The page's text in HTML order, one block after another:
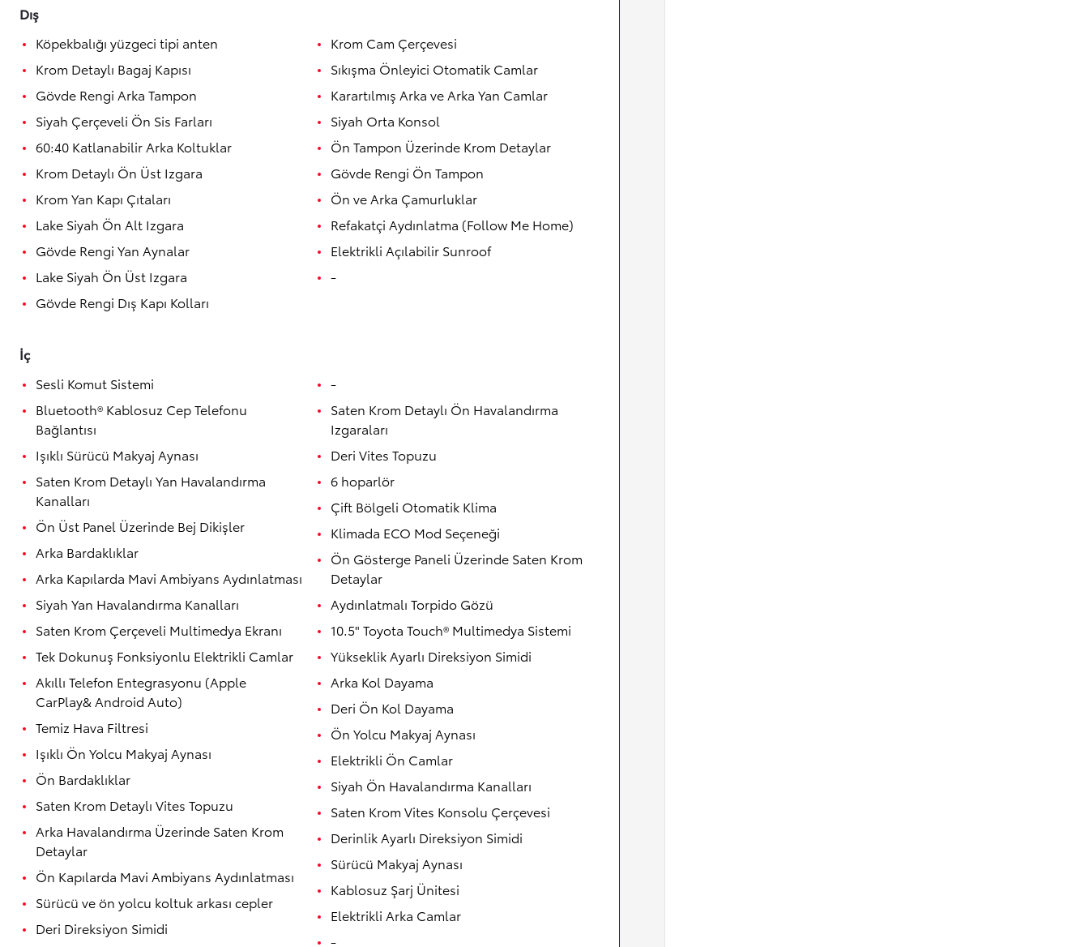
Yeni RAV4
HYBRID
İlk siz haberdar olun
Dış
Köpekbalığı yüzgeci tipi anten
Krom Detaylı Bagaj Kapısı
Gövde Rengi Arka Tampon
Siyah Çerçeveli Ön Sis Farları
60:40 Katlanabilir Arka Koltuklar
Krom Detaylı Ön Üst Izgara
Krom Yan Kapı Çıtaları
Lake Siyah Ön Alt Izgara
Gövde Rengi Yan Aynalar
Lake Siyah Ön Üst Izgara
Gövde Rengi Dış Kapı Kolları
Krom Cam Çerçevesi
Sıkışma Önleyici Otomatik Camlar
Karartılmış Arka ve Arka Yan Camlar
Siyah Orta Konsol
Ön Tampon Üzerinde Krom Detaylar
Gövde Rengi Ön Tampon
Ön ve Arka Çamurluklar
Refakatçi Aydınlatma (Follow Me Home)
Elektrikli Açılabilir Sunroof
-
İç
Sesli Komut Sistemi
Bluetooth® Kablosuz Cep Telefonu
Bağlantısı
Işıklı Sürücü Makyaj Aynası
Saten Krom Detaylı Yan Havalandırma
Kanalları
Ön Üst Panel Üzerinde Bej Dikişler
Arka Bardaklıklar
Arka Kapılarda Mavi Ambiyans Aydınlatması
Siyah Yan Havalandırma Kanalları
Saten Krom Çerçeveli Multimedya Ekranı
Tek Dokunuş Fonksiyonlu Elektrikli Camlar
Akıllı Telefon Entegrasyonu (Apple
CarPlay& Android Auto)
Temiz Hava Filtresi
Işıklı Ön Yolcu Makyaj Aynası
Ön Bardaklıklar
Saten Krom Detaylı Vites Topuzu
Arka Havalandırma Üzerinde Saten Krom
Detaylar
Ön Kapılarda Mavi Ambiyans Aydınlatması
Sürücü ve ön yolcu koltuk arkası cepler
Deri Direksiyon Simidi
-
Saten Krom Detaylı Ön Havalandırma
Izgaraları
Deri Vites Topuzu
6 hoparlör
Çift Bölgeli Otomatik Klima
Klimada ECO Mod Seçeneği
Ön Gösterge Paneli Üzerinde Saten Krom
Detaylar
Aydınlatmalı Torpido Gözü
10.5" Toyota Touch® Multimedya Sistemi
Yükseklik Ayarlı Direksiyon Simidi
Arka Kol Dayama
Deri Ön Kol Dayama
Ön Yolcu Makyaj Aynası
Elektrikli Ön Camlar
Siyah Ön Havalandırma Kanalları
Saten Krom Vites Konsolu Çerçevesi
Derinlik Ayarlı Direksiyon Simidi
Sürücü Makyaj Aynası
Kablosuz Şarj Ünitesi
Elektrikli Arka Camlar
-